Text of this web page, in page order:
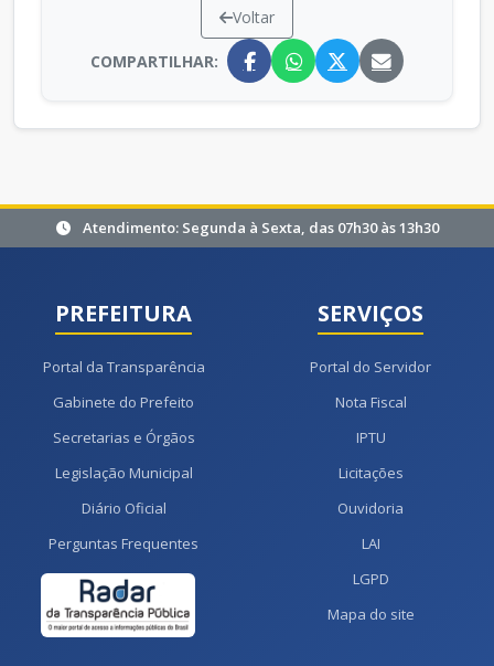
Voltar
COMPARTILHAR:
Atendimento: Segunda à Sexta, das 07h30 às 13h30
PREFEITURA
Portal da Transparência
Gabinete do Prefeito
Secretarias e Órgãos
Legislação Municipal
Diário Oficial
Perguntas Frequentes
SERVIÇOS
Portal do Servidor
Nota Fiscal
IPTU
Licitações
Ouvidoria
LAI
LGPD
Mapa do site